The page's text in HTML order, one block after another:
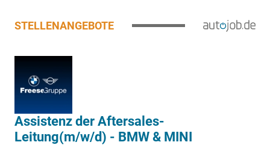
STELLENANGEBOTE
Assistenz der Aftersales-
Leitung(m/w/d) - BMW & MINI